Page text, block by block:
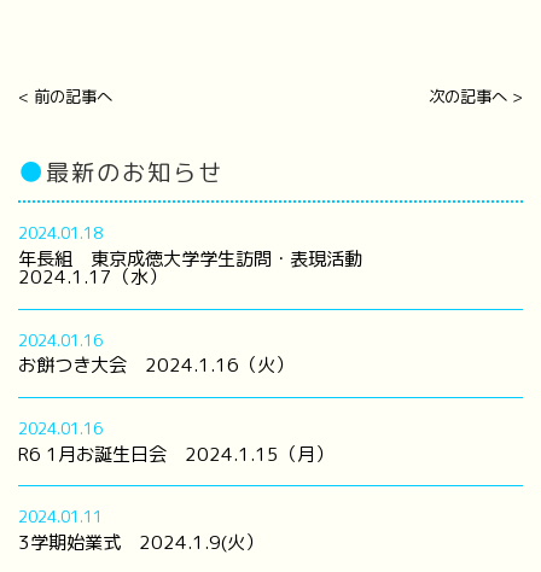
< 前の記事へ 次の記事へ >
●最新のお知らせ
2024.01.18
年長組 東京成徳大学学生訪問・表現活動
2024.1.17（水）
2024.01.16
お餅つき大会 2024.1.16（火）
2024.01.16
R6 1月お誕生日会 2024.1.15（月）
2024.01.11
3学期始業式 2024.1.9(火）